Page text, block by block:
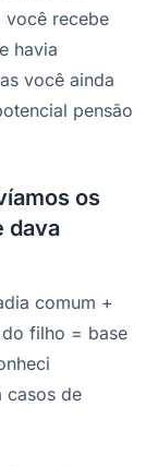
você recebe
havia
você ainda
pensão
os
dava
comum +
filho = base
casos de